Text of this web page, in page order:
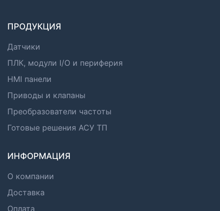
ПРОДУКЦИЯ
Датчики
ПЛК, модули I/O и периферия
HMI панели
Приводы и клапаны
Преобразователи частоты
Готовые решения АСУ ТП
ИНФОРМАЦИЯ
О компании
Доставка
Оплата